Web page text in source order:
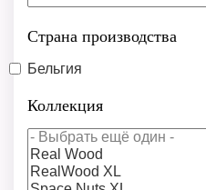
Страна производства
Бельгия
Коллекция